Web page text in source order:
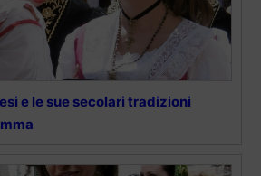
e le sue secolari tradizioni